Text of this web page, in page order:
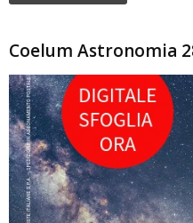
Coelum Astronomia